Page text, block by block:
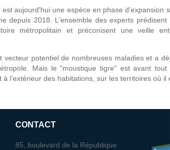
est aujourd'hui une espèce en phase d'expansion
depuis 2018. L'ensemble des experts
métropolitain et préconisent une veille
vecteur potentiel de nombreuses maladies et a
Mais le "moustique tigre" est avant
l’extérieur des habitations, sur les territoires où il
CONTACT
85, boulevard de la République